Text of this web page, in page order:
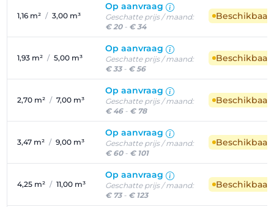
1,16 m² / 3,00 m³
Op aanvraag
Geschatte prijs / maand:
€ 20- € 34
1,93 m² / 5,00 m³
Op aanvraag
Geschatte prijs / maand:
€ 33- € 56
2,70 m² / 7,00 m³
Op aanvraag
Geschatte prijs / maand:
€ 46- € 78
3,47 m² / 9,00 m³
Op aanvraag
Geschatte prijs / maand:
€ 60- € 101
4,25 m² / 11,00 m³
Op aanvraag
Geschatte prijs / maand:
€ 73- € 123